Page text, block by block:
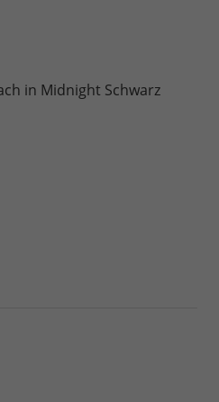
in Midnight Schwarz